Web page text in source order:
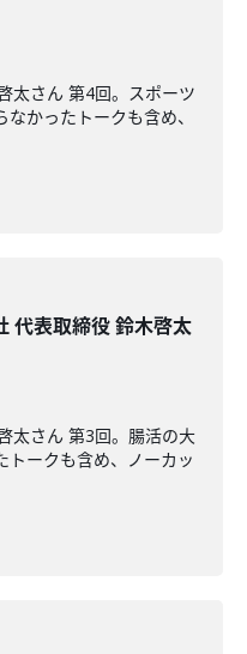
太さん 第4回。スポーツ
かったトークも含め、
代表取締役 鈴木啓太
太さん 第3回。腸活の大
トークも含め、ノーカッ